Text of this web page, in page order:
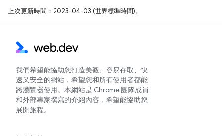
上次更新時間：2023-04-03 (世界標準時間)。
我們希望能協助您打造美觀、容易存取、快
速又安全的網站，希望您和所有使用者都能
跨瀏覽器使用。本網站是 Chrome 團隊成員
和外部專家撰寫的介紹內容，希望能協助您
展開旅程。